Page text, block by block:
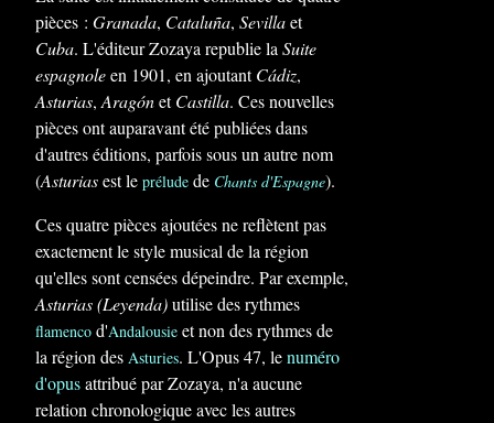
pièces : Granada, Cataluña, Sevillaet
Cuba. L'éditeur Zozaya republie la Suite
espagnoleen 1901, en ajoutantCádiz,
Asturias, AragónetCastilla. Ces nouvelles
pièces ont auparavant été publiées dans
d'autres éditions, parfois sous un autre nom
(Asturiasest le prélude de Chants d'Espagne).
Ces quatre pièces ajoutées ne reflètent pas
exactement le style musical de la région
qu'elles sont censées dépeindre. Par exemple,
Asturias (Leyenda)utilise des rythmes
flamenco d'Andalousie et non des rythmes de
la région des Asturies. L'Opus 47, lenuméro
d'opusattribué par Zozaya, n'a aucune
relation chronologique avec les autres